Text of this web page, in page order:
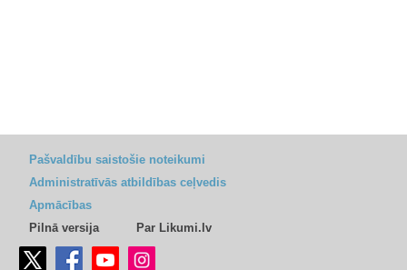
Pašvaldību saistošie noteikumi
Administratīvās atbildības ceļvedis
Apmācības
Pilnā versija
Par Likumi.lv